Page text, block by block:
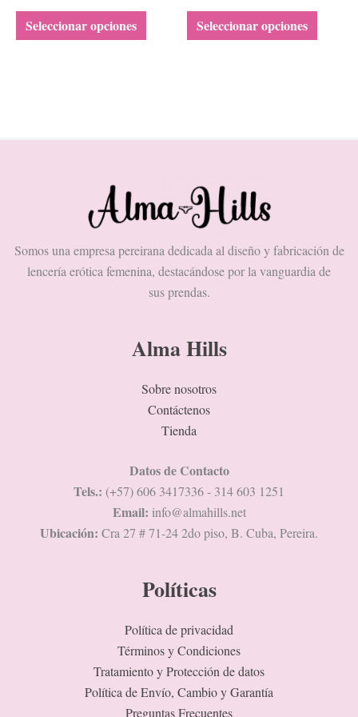
Seleccionar opciones
la
Seleccionar opciones
la
Somos una empresa pereirana dedicada al diseño y fabricación de
lencería erótica femenina, destacándose por la vanguardia de
sus prendas.
Alma Hills
Sobre nosotros
Contáctenos
Tienda
Datos de Contacto
Tels.: (+57) 606 3417336 - 314 603 1251
Email: info@almahills.net
Ubicación: Cra 27 # 71-24 2do piso, B. Cuba, Pereira.
Políticas
Política de privacidad
Términos y Condiciones
Tratamiento y Protección de datos
Política de Envío, Cambio y Garantía
Preguntas Frecuentes